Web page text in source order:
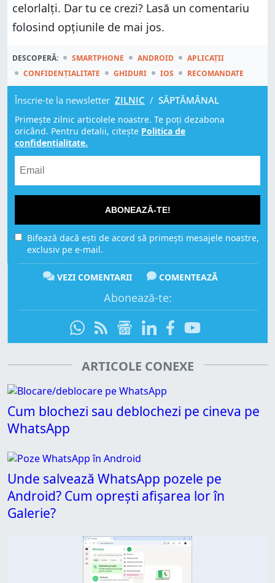
celorlalți. Dar tu ce crezi? Lasă un comentariu
folosind opțiunile de mai jos.
DESCOPERĂ: SMARTPHONE ANDROID
APLICAȚII
CONFIDENȚIALITATE
GHIDURI IOS RECOMANDATE
Înscrie-te la newsletter ZILNIC / SĂPTĂMÂNAL
Primește zilnic articolele noastre. Te poți dezabona
oricând. Pentru detalii, citește Politica de
confidențialitate.
ABONEAZĂ-TE!
Bifează dacă ești de acord să primești mesajele noastre,
exclusiv pe e-mail.
VEZI COMENTARII COMENTEAZĂ
Abonează-te:
ARTICOLE CONEXE
Cum blochezi sau deblochezi pe cineva pe
WhatsApp
Unde salvează WhatsApp pozele pe
Android? Cum oprești afișarea lor în
Galerie?